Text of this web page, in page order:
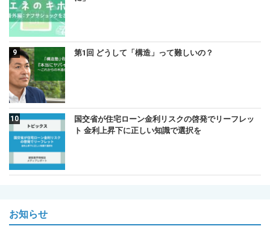
第1回 どうして「構造」って難しいの？
国交省が住宅ローン金利リスクの啓発でリーフレッ
ト 金利上昇下に正しい知識で選択を
お知らせ